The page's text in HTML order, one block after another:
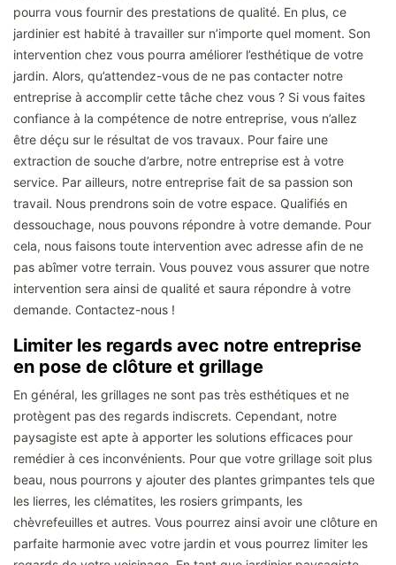
pourra vous fournir des prestations de qualité. En plus, ce
jardinier est habité à travailler sur n’importe quel moment. Son
intervention chez vous pourra améliorer l’esthétique de votre
jardin. Alors, qu’attendez-vous de ne pas contacter notre
entreprise à accomplir cette tâche chez vous ? Si vous faites
confiance à la compétence de notre entreprise, vous n’allez
être déçu sur le résultat de vos travaux. Pour faire une
extraction de souche d’arbre, notre entreprise est à votre
service. Par ailleurs, notre entreprise fait de sa passion son
travail. Nous prendrons soin de votre espace. Qualifiés en
dessouchage, nous pouvons répondre à votre demande. Pour
cela, nous faisons toute intervention avec adresse afin de ne
pas abîmer votre terrain. Vous pouvez vous assurer que notre
intervention sera ainsi de qualité et saura répondre à votre
demande. Contactez-nous !
Limiter les regards avec notre entreprise
en pose de clôture et grillage
En général, les grillages ne sont pas très esthétiques et ne
protègent pas des regards indiscrets. Cependant, notre
paysagiste est apte à apporter les solutions efficaces pour
remédier à ces inconvénients. Pour que votre grillage soit plus
beau, nous pourrons y ajouter des plantes grimpantes tels que
les lierres, les clématites, les rosiers grimpants, les
chèvrefeuilles et autres. Vous pourrez ainsi avoir une clôture en
parfaite harmonie avec votre jardin et vous pourrez limiter les